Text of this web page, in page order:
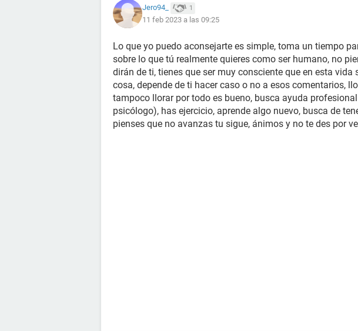
Jero94_ 1
11 feb 2023 a las 09:25
Lo que yo puedo aconsejarte es simple, toma un tiempo
sobre lo que tú realmente quieres como ser humano, no
dirán de ti, tienes que ser muy consciente que en esta
cosa, depende de ti hacer caso o no a esos comentarios,
tampoco llorar por todo es bueno, busca ayuda
psicólogo), has ejercicio, aprende algo nuevo, busca de
pienses que no avanzas tu sigue, ánimos y no te des por